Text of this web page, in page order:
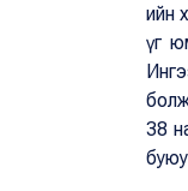
ийн
үг
38